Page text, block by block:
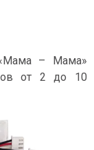
– Мама»
от 2 до 10